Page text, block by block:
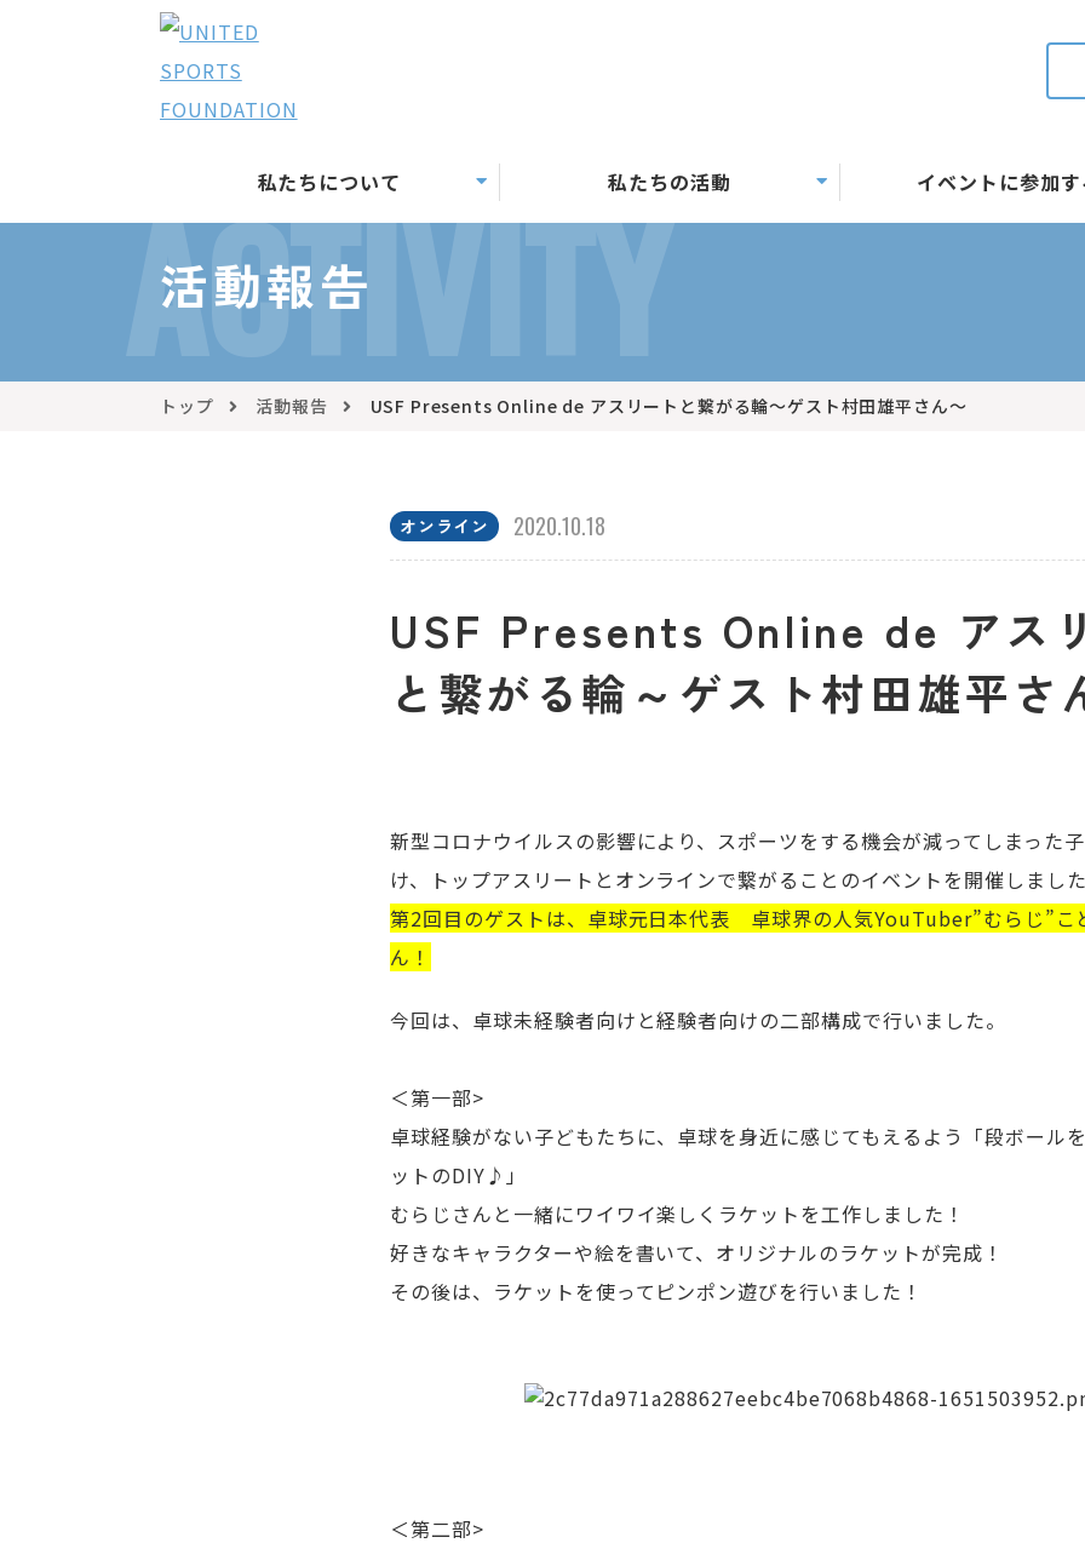
私たちについて 私たちの活動 イベントに参加
ACTIVITY
活動報告
トップ 活動報告 USF Presents Online de アスリートと繋がる輪～ゲスト村田雄平さん～
オンライン 2020.10.18
USF Presents Online de アス
と繋がる輪～ゲスト村田雄平さ
新型コロナウイルスの影響により、スポーツをする機会が減ってしまった
け、トップアスリートとオンラインで繋がることのイベントを開催しまし
第2回目のゲストは、卓球元日本代表 卓球界の人気YouTuber”むらじ”こ
ん！
今回は、卓球未経験者向けと経験者向けの二部構成で行いました。
＜第一部>
卓球経験がない子どもたちに、卓球を身近に感じてもえるよう「段ボール
ットのDIY♪」
むらじさんと一緒にワイワイ楽しくラケットを工作しました！
好きなキャラクターや絵を書いて、オリジナルのラケットが完成！
その後は、ラケットを使ってピンポン遊びを行いました！
＜第二部>